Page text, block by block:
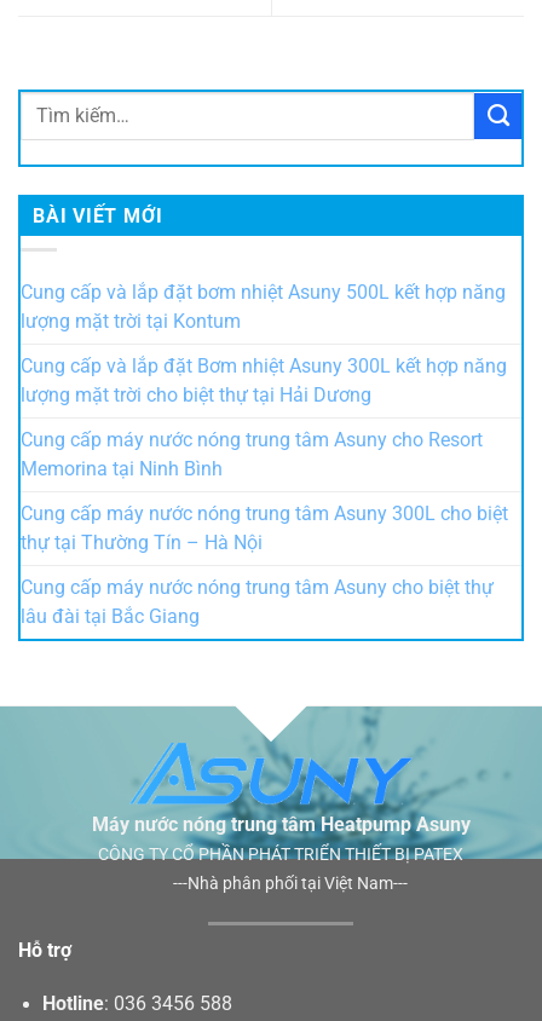
BÀI VIẾT MỚI
Cung cấp và lắp đặt bơm nhiệt Asuny 500L kết hợp năng
lượng mặt trời tại Kontum
Cung cấp và lắp đặt Bơm nhiệt Asuny 300L kết hợp năng
lượng mặt trời cho biệt thự tại Hải Dương
Cung cấp máy nước nóng trung tâm Asuny cho Resort
Memorina tại Ninh Bình
Cung cấp máy nước nóng trung tâm Asuny 300L cho biệt
thự tại Thường Tín – Hà Nội
Cung cấp máy nước nóng trung tâm Asuny cho biệt thự
lâu đài tại Bắc Giang
Máy nước nóng trung tâm Heatpump Asuny
CÔNG TY CỔ PHẦN PHÁT TRIỂN THIẾT BỊ PATEX
---Nhà phân phối tại Việt Nam---
Hỗ trợ
Hotline: 036 3456 588